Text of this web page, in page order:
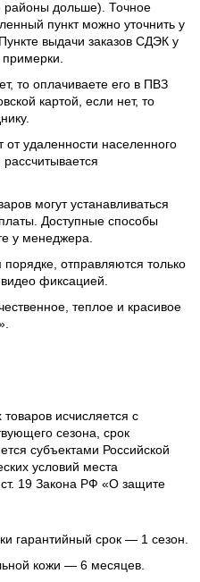
районы дольше). Точное
пункт можно уточнить у
выдачи заказов СДЭК у
то оплачиваете его в ПВЗ
картой, если нет, то
от удаленности населенного
рассчитывается
могут устанавливаться
Доступные способы
у менеджера.
отправляются только
фиксацией.
теплое и красивое
исчисляется с
сезона, срок
субъектами Российской
условий места
19 Закона РФ «О защите
гарантийный срок — 1 сезон.
кожи — 6 месяцев.